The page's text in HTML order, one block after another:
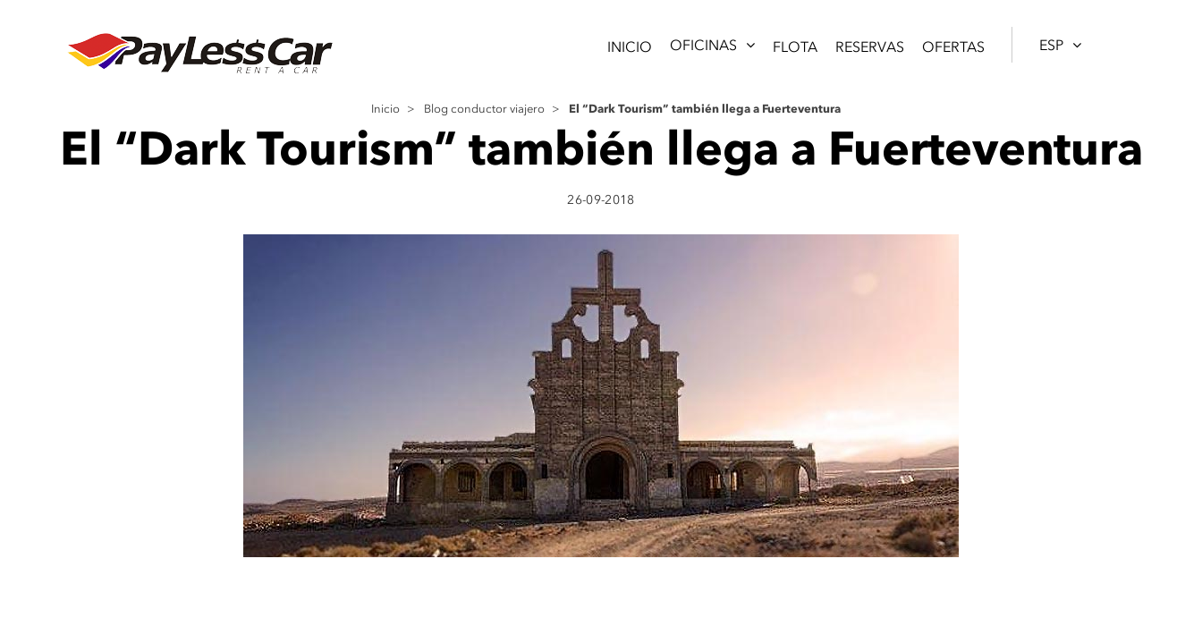
ESP
INICIO OFICINAS FLOTA RESERVAS OFERTAS
Inicio > Blog conductor viajero > El “Dark Tourism” también llega a Fuerteventura
El “Dark Tourism” también llega a Fuerteventura
26-09-2018